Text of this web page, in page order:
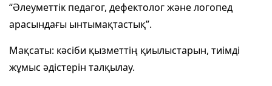
“Әлеуметтік педагог, дефектолог және логопед
арасындағы ынтымақтастық”.
Мақсаты: кәсіби қызметтің қиылыстарын, тиімді
жұмыс әдістерін талқылау.